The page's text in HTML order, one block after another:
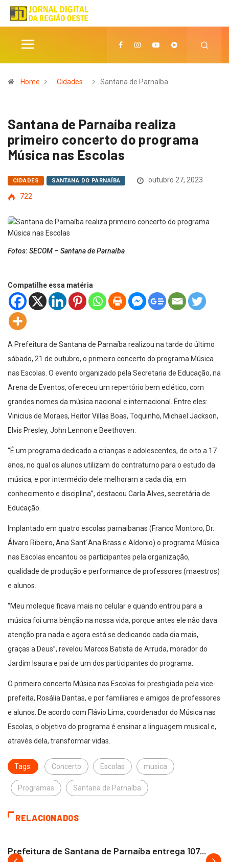
Home Cidades Santana de Parnaíba…
Santana de Parnaíba realiza
primeiro concerto do programa
Música nas Escolas
CIDADES SANTANA DO PARNAÍBA
outubro 27, 2023
722
Fotos: SECOM – Santana de Parnaíba
Compatilhe essa matéria
A Prefeitura de Santana de Parnaíba realizou na tarde do último
sábado, 21 de outubro, o primeiro concerto do programa Música
nas Escolas. O evento organizado pela Secretaria de Educação, na
Arena de Eventos, ofereceu um repertório bem eclético, com
grandes nomes da música nacional e internacional. Entre eles:
Vinicius de Moraes, Heitor Villas Boas, Toquinho, Michael Jackson,
Elvis Presley, John Lennon e Beethoven.
“É um programa dedicado a crianças e adolescentes, de oito a 17
anos, no qual os alunos utilizam do contraturno para o estudo da
música, e por intermédio dele melhoram a cada dia, em
conhecimento e disciplina”, destacou Carla Alves, secretária de
Educação.
Implantado em quatro escolas parnaibanas (Franco Montoro, Dr.
Álvaro Ribeiro, Ana Sant´Ana Brass e Aldonio) o programa Música
nas Escolas encantou os participantes pela organização,
qualidade de produção e performance de professores (maestros)
e alunos.
“Meu moleque ficava mais no celular e quando entrou para a
música foi uma bênção na nossa vida, porque antes ele não dava
atenção pra nada e agora está se dedicando cada dia mais,
graças a Deus”, revelou Marcos Batista de Arruda, morador do
Jardim Isaura e pai de um dos participantes do programa.
O primeiro concerto Música nas Escolas foi prestigiado pela vice-
prefeita, Rosália Dantas, e por familiares e amigos de professores
e alunos. De acordo com Flávio Lima, coordenador do Música nas
Escolas, o objetivo do programa é ensinar a linguagem musical e,
através dela, transformar vidas.
Tags: Concerto Escolas musica
Programas Santana de Parnaíba
RELACIONADOS
Prefeitura de Santana de Parnaíba entrega 107...